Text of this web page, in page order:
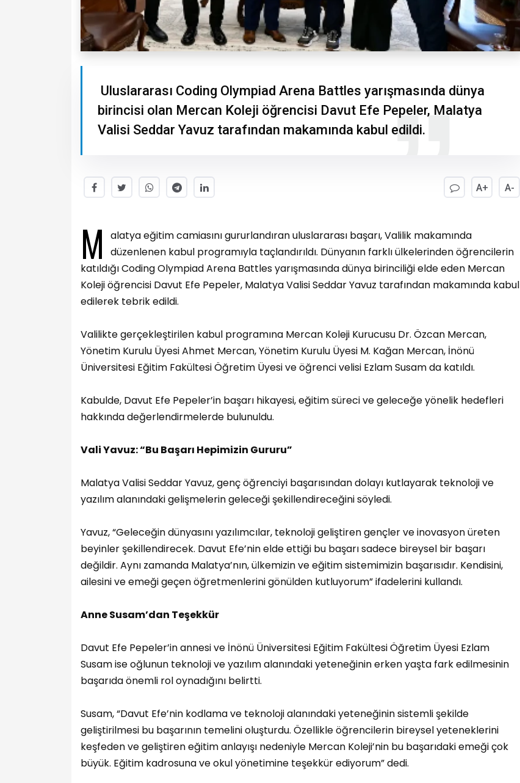
Uluslararası Coding Olympiad Arena Battles yarışmasında dünya
birincisi olan Mercan Koleji öğrencisi Davut Efe Pepeler, Malatya
Valisi Seddar Yavuz tarafından makamında kabul edildi.
A+ A-
M
alatya eğitim camiasını gururlandıran uluslararası başarı, Valilik makamında
düzenlenen kabul programıyla taçlandırıldı. Dünyanın farklı ülkelerinden öğrencilerin
katıldığı Coding Olympiad Arena Battles yarışmasında dünya birinciliği elde eden Mercan
Koleji öğrencisi Davut Efe Pepeler, Malatya Valisi Seddar Yavuz tarafından makamında kabul
edilerek tebrik edildi.
Valilikte gerçekleştirilen kabul programına Mercan Koleji Kurucusu Dr. Özcan Mercan,
Yönetim Kurulu Üyesi Ahmet Mercan, Yönetim Kurulu Üyesi M. Kağan Mercan, İnönü
Üniversitesi Eğitim Fakültesi Öğretim Üyesi ve öğrenci velisi Ezlam Susam da katıldı.
Kabulde, Davut Efe Pepeler’in başarı hikayesi, eğitim süreci ve geleceğe yönelik hedefleri
hakkında değerlendirmelerde bulunuldu.
Vali Yavuz: “Bu Başarı Hepimizin Gururu”
Malatya Valisi Seddar Yavuz, genç öğrenciyi başarısından dolayı kutlayarak teknoloji ve
yazılım alanındaki gelişmelerin geleceği şekillendireceğini söyledi.
Yavuz, “Geleceğin dünyasını yazılımcılar, teknoloji geliştiren gençler ve inovasyon üreten
beyinler şekillendirecek. Davut Efe’nin elde ettiği bu başarı sadece bireysel bir başarı
değildir. Aynı zamanda Malatya’nın, ülkemizin ve eğitim sistemimizin başarısıdır. Kendisini,
ailesini ve emeği geçen öğretmenlerini gönülden kutluyorum” ifadelerini kullandı.
Anne Susam’dan Teşekkür
Davut Efe Pepeler’in annesi ve İnönü Üniversitesi Eğitim Fakültesi Öğretim Üyesi Ezlam
Susam ise oğlunun teknoloji ve yazılım alanındaki yeteneğinin erken yaşta fark edilmesinin
başarıda önemli rol oynadığını belirtti.
Susam, “Davut Efe’nin kodlama ve teknoloji alanındaki yeteneğinin sistemli şekilde
geliştirilmesi bu başarının temelini oluşturdu. Özellikle öğrencilerin bireysel yeteneklerini
keşfeden ve geliştiren eğitim anlayışı nedeniyle Mercan Koleji’nin bu başarıdaki emeği çok
büyük. Eğitim kadrosuna ve okul yönetimine teşekkür ediyorum” dedi.